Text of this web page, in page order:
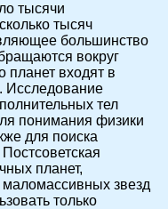
тысячи
тысяч
большинство
вокруг
планет входят в
Исследование
тел
понимания физики
для поиска
планет,
звезд
только